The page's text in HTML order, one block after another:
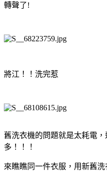
轉聲了!
將江！！洗完惹
舊洗衣機的問題就是太耗電
多！！！
來瞧瞧同一件衣服，用新舊